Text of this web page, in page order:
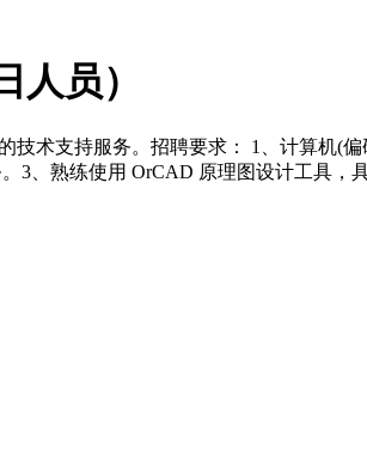
员）
术支持服务。招聘要求： 1、计算机(
、熟练使用 OrCAD 原理图设计工具，